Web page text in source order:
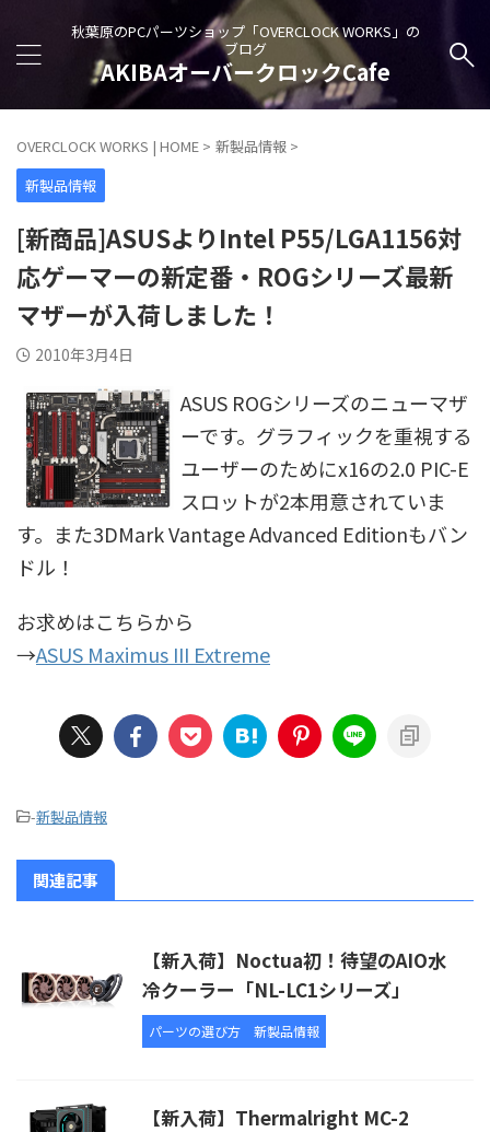
秋葉原のPCパーツショップ「OVERCLOCK WORKS」の
ブログ
AKIBAオーバークロックCafe
OVERCLOCK WORKS | HOME > 新製品情報 >
新製品情報
[新商品]ASUSよりIntel P55/LGA1156対
応ゲーマーの新定番・ROGシリーズ最新
マザーが入荷しました！
2010年3月4日
ASUS ROGシリーズのニューマザ
ーです。グラフィックを重視する
ユーザーのためにx16の2.0 PIC-E
スロットが2本用意されていま
す。また3DMark Vantage Advanced Editionもバン
ドル！
お求めはこちらから
→ASUS Maximus III Extreme
-新製品情報
関連記事
【新入荷】Noctua初！待望のAIO水
冷クーラー「NL-LC1シリーズ」
パーツの選び方 新製品情報
【新入荷】Thermalright MC-2